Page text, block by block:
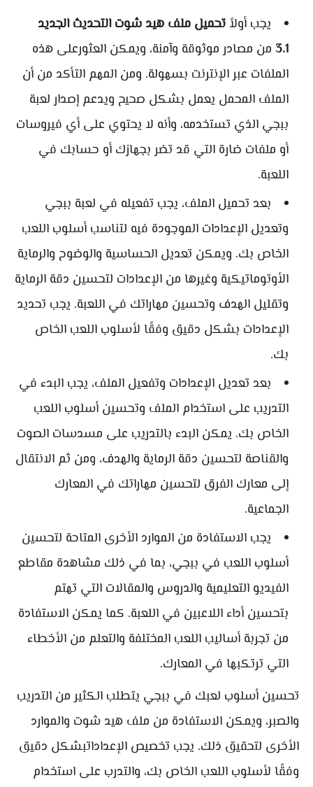
يجب أولاً تحميل ملف هيد شوت التحديث الجديد
3.1 من مصادر موثوقة وآمنة، ويمكن العثورعلى هذه
الملفات عبر الإنترنت بسهولة. ومن المهم التأكد من أن
الملف المحمل يعمل بشكل صحيح ويدعم إصدار لعبة
ببجي الذي تستخدمه، وأنه لا يحتوي على أي فيروسات
أو ملفات ضارة التي قد تضر بجهازك أو حسابك في
اللعبة.
بعد تحميل الملف، يجب تفعيله في لعبة ببجي
وتعديل الإعدادات الموجودة فيه لتناسب أسلوب اللعب
الخاص بك. ويمكن تعديل الحساسية والوضوح والرماية
الأوتوماتيكية وغيرها من الإعدادات لتحسين دقة الرماية
وتقليل الهدف وتحسين مهاراتك في اللعبة. يجب تحديد
الإعدادات بشكل دقيق وفقًا لأسلوب اللعب الخاص
بك.
بعد تعديل الإعدادات وتفعيل الملف، يجب البدء في
التدريب على استخدام الملف وتحسين أسلوب اللعب
الخاص بك. يمكن البدء بالتدريب على مسدسات الصوت
والقناصة لتحسين دقة الرماية والهدف، ومن ثم الانتقال
إلى معارك الفرق لتحسين مهاراتك في المعارك
الجماعية.
يجب الاستفادة من الموارد الأخرى المتاحة لتحسين
أسلوب اللعب في ببجي، بما في ذلك مشاهدة مقاطع
الفيديو التعليمية والدروس والمقالات التي تهتم
بتحسين أداء اللاعبين في اللعبة. كما يمكن الاستفادة
من تجربة أساليب اللعب المختلفة والتعلم من الأخطاء
التي ترتكبها في المعارك.
تحسين أسلوب لعبك في ببجي يتطلب الكثير من التدريب
والصبر، ويمكن الاستفادة من ملف هيد شوت والموارد
الأخرى لتحقيق ذلك. يجب تخصيص الإعداداتبشكل دقيق
وفقًا لأسلوب اللعب الخاص بك، والتدرب على استخدام